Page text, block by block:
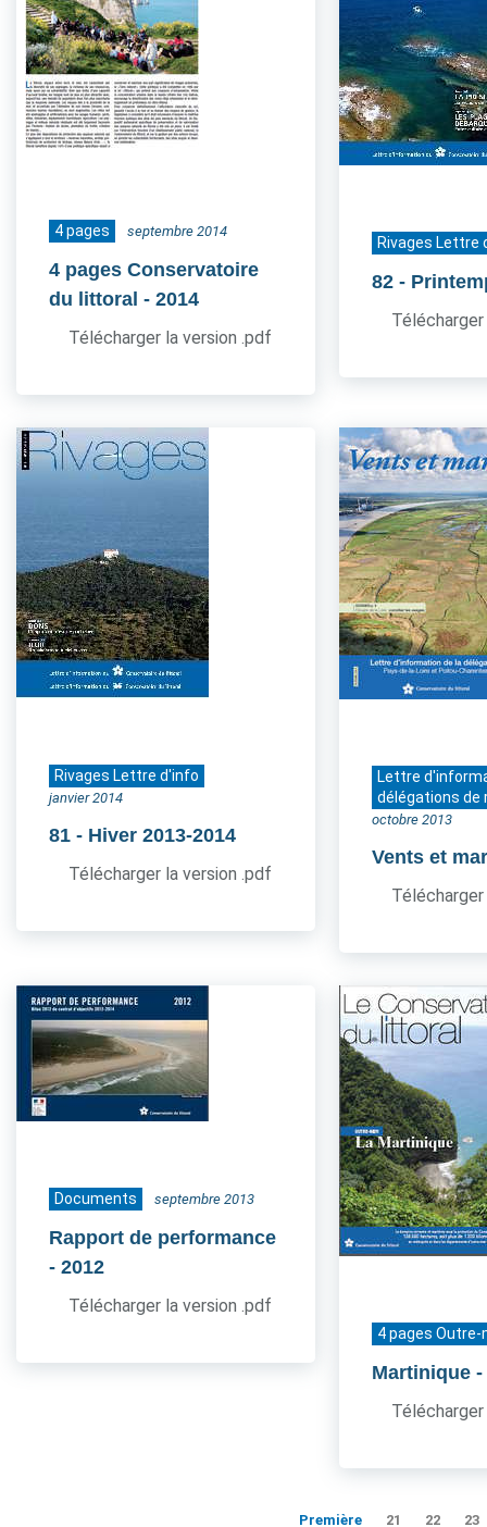
4 pages septembre 2014
4 pages Conservatoire
du littoral - 2014
Télécharger la version .pdf
Rivages Lettre
82 -
Rivages Lettre d'info
janvier 2014
81 - Hiver 2013-2014
Télécharger la version .pdf
Lettre
délégations de
octobre 2013
Vents et
Documents septembre 2013
Rapport de performance
- 2012
Télécharger la version .pdf
4 pages Outre-
Martinique -
Première 21 22 23